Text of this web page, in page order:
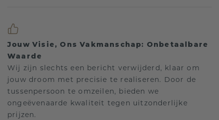
Jouw Visie, Ons Vakmanschap: Onbetaalbare
Waarde
Wij zijn slechts een bericht verwijderd, klaar om
jouw droom met precisie te realiseren. Door de
tussenpersoon te omzeilen, bieden we
ongeëvenaarde kwaliteit tegen uitzonderlijke
prijzen.